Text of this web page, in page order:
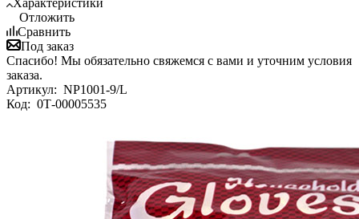
Отложить
Сравнить
Под заказ
Спасибо! Мы обязательно свяжемся с вами и уточним условия
заказа.
Артикул: NP1001-9/L
Код: 0Т-00005535